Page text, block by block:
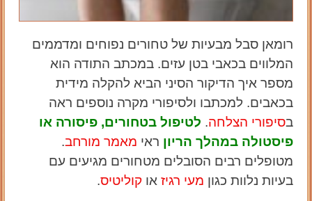
רומאן סבל מבעיות של טחורים נפוחים ומדממים
המלווים בכאבי בטן עזים. במכתב התודה הוא
מספר איך הדיקור הסיני הביא להקלה מידית
בכאבים. למכתבו ולסיפורי מקרה נוספים ראה
בסיפורי הצלחה. לטיפול בטחורים, פיסורה או
פיסטולה במהלך הריון ראי מאמר מורחב.
מטופלים רבים הסובלים מטחורים מגיעים עם
בעיות נלוות כגון מעי רגיז או קוליטיס.